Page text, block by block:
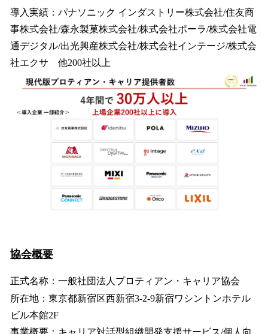
導入実績：パナソニック インダストリー株式会社/住友商
事株式会社/森永製菓株式会社/株式会社ポーラ/株式会社電
通デジタル/出光興産株式会社/株式会社インテージ/株式会
社エクサ 他200社以上
協会概要
正式名称：一般社団法人プロティアン・キャリア協会
所在地：東京都新宿区西新宿3-2-9新宿ワシントンホテル
ビル本館2F